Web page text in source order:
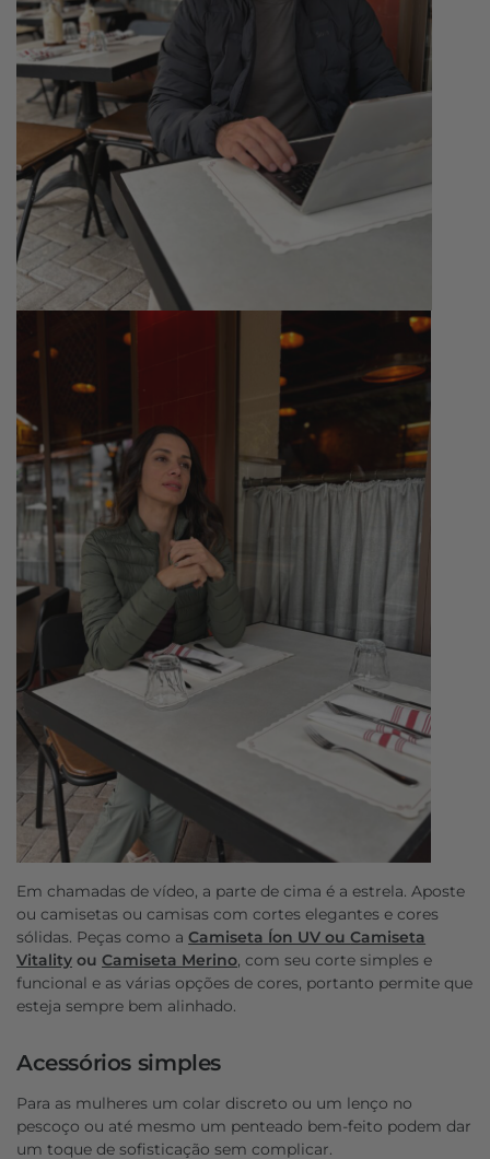
Em chamadas de vídeo, a parte de cima é a estrela. Aposte
ou camisetas ou camisas com cortes elegantes e cores
sólidas. Peças como aCamiseta Íon UV ouCamiseta
Vitality ouCamiseta Merino, com seu corte simples e
funcional e as várias opções de cores, portanto permite que
esteja sempre bem alinhado.
Acessórios simples
Para as mulheres um colar discreto ou um lenço no
pescoço ou até mesmo um penteado bem-feito podem dar
um toque de sofisticação sem complicar.